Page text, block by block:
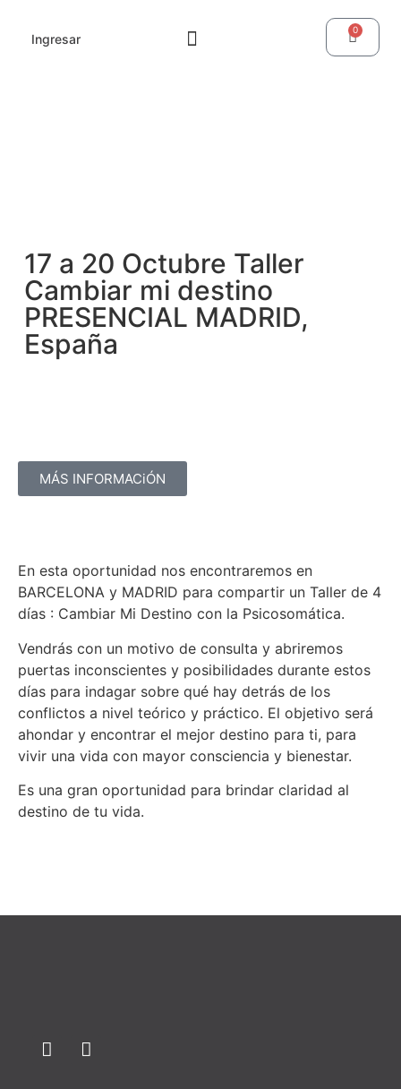
Ingresar
0
17 a 20 Octubre Taller
Cambiar mi destino
PRESENCIAL MADRID,
España
MÁS INFORMACiÓN
En esta oportunidad nos encontraremos en
BARCELONA y MADRID para compartir un Taller de 4
días : Cambiar Mi Destino con la Psicosomática.
Vendrás con un motivo de consulta y abriremos
puertas inconscientes y posibilidades durante estos
días para indagar sobre qué hay detrás de los
conflictos a nivel teórico y práctico. El objetivo será
ahondar y encontrar el mejor destino para ti, para
vivir una vida con mayor consciencia y bienestar.
Es una gran oportunidad para brindar claridad al
destino de tu vida.